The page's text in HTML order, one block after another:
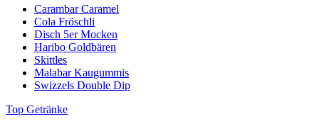
Carambar Caramel
Cola Fröschli
Disch 5er Mocken
Haribo Goldbären
Skittles
Malabar Kaugummis
Swizzels Double Dip
Top Getränke